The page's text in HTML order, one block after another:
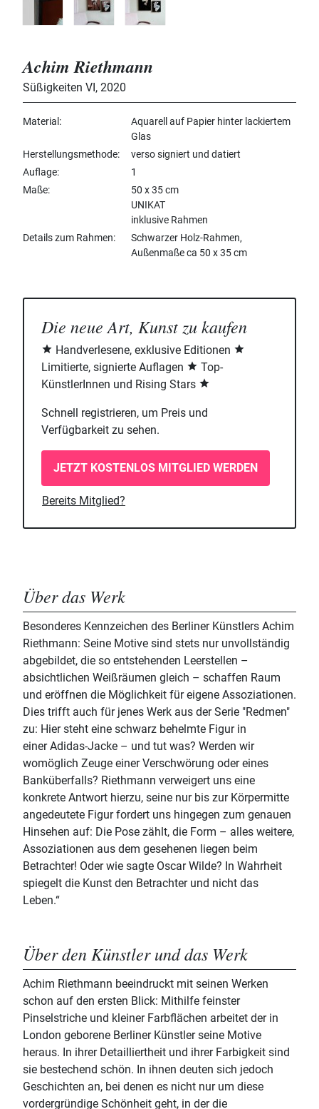
Achim Riethmann
Süßigkeiten VI , 2020
Material
Aquarell auf Papier hinter lackiertem
Glas
Herstellungsmethode
verso signiert und datiert
Auflage
1
Maße
50 x 35 cm
UNIKAT
inklusive Rahmen
Details zum Rahmen
Schwarzer Holz-Rahmen,
Außenmaße ca 50 x 35 cm
Die neue Art, Kunst zu kaufen
Handverlesene, exklusive Editionen
Limitierte, signierte Auflagen
Top-
KünstlerInnen und Rising Stars
Schnell registrieren, um Preis und
Verfügbarkeit zu sehen.
JETZT KOSTENLOS MITGLIED WERDEN
Bereits Mitglied?
Über das Werk
Besonderes Kennzeichen des Berliner Künstlers Achim
Riethmann: Seine Motive sind stets nur unvollständig
abgebildet, die so entstehenden Leerstellen –
absichtlichen Weißräumen gleich – schaffen Raum
und eröffnen die Möglichkeit für eigene Assoziationen.
Dies trifft auch für jenes Werk aus der Serie "Redmen"
zu: Hier steht eine schwarz behelmte Figur in
einer Adidas-Jacke – und tut was? Werden wir
womöglich Zeuge einer Verschwörung oder eines
Banküberfalls? Riethmann verweigert uns eine
konkrete Antwort hierzu, seine nur bis zur Körpermitte
angedeutete Figur fordert uns hingegen zum genauen
Hinsehen auf: Die Pose zählt, die Form – alles weitere,
Assoziationen aus dem gesehenen liegen beim
Betrachter! Oder wie sagte Oscar Wilde? In Wahrheit
spiegelt die Kunst den Betrachter und nicht das
Leben.“
Über den Künstler und das Werk
Achim Riethmann beeindruckt mit seinen Werken
schon auf den ersten Blick: Mithilfe feinster
Pinselstriche und kleiner Farbflächen arbeitet der in
London geborene Berliner Künstler seine Motive
heraus. In ihrer Detailliertheit und ihrer Farbigkeit sind
sie bestechend schön. In ihnen deuten sich jedoch
Geschichten an, bei denen es nicht nur um diese
vordergründige Schönheit geht, in der die